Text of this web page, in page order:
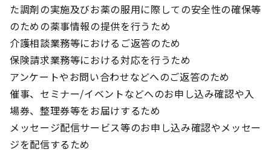
た調剤の実施及びお薬の服用に際しての安全性の確保等
のための薬事情報の提供を行うため
介護相談業務等におけるご返答のため
保険請求業務等における対応を行うため
アンケートやお問い合わせなどへのご返答のため
催事、セミナー/イベントなどへのお申し込み確認や入
場券、整理券等をお届けするため
メッセージ配信サービス等のお申し込み確認やメッセー
ジを配信するため